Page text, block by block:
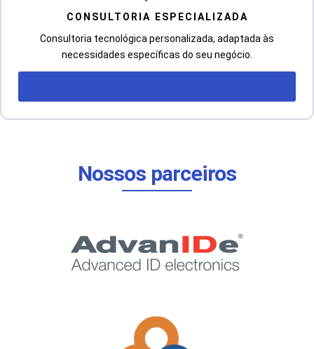
CONSULTORIA ESPECIALIZADA
Consultoria tecnológica personalizada, adaptada às
necessidades específicas do seu negócio.
Nossos parceiros